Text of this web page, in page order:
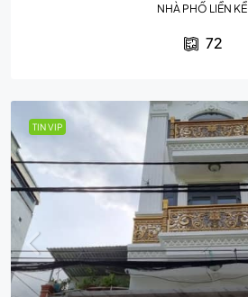
NHÀ PHỐ LIỀN KỀ
72
TIN VIP